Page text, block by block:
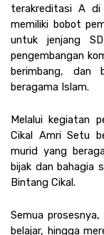
terakreditasi A di
memiliki bobot
untuk jenjang
pengembangan
berimbang, dan
beragama Islam.
Melalui kegiatan
Cikal Amri Setu
murid yang
bijak dan bahagia
Bintang Cikal.
Semua
belajar, hingga